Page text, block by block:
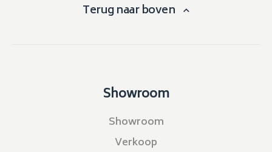
Terug naar boven
Showroom
Showroom
Verkoop